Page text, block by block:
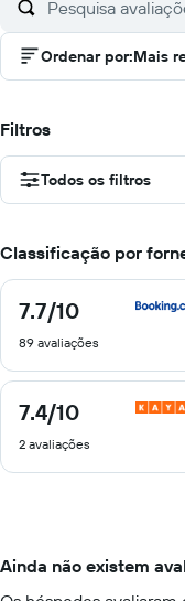
Ordenar por:Mais
Filtros
Todos os filtros
Classificação por
7.7/10
7.7
10
89 avaliações
7.4/10
7.4
10
2 avaliações
Ainda não existem